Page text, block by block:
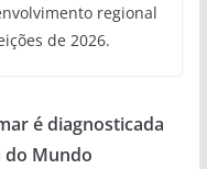
regional
de 2026.
é diagnosticada
do Mundo